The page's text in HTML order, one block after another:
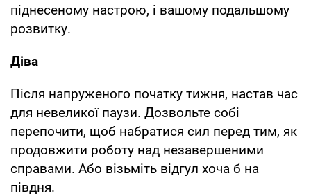
піднесеному настрою, і вашому подальшому
розвитку.
Діва
Після напруженого початку тижня, настав час
для невеликої паузи. Дозвольте собі
перепочити, щоб набратися сил перед тим, як
продовжити роботу над незавершеними
справами. Або візьміть відгул хоча б на
півдня.